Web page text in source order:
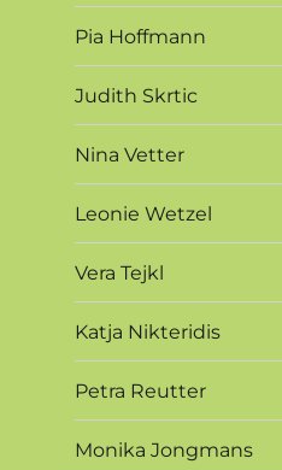
Pia Hoffmann
Judith Skrtic
Nina Vetter
Leonie Wetzel
Vera Tejkl
Katja Nikteridis
Petra Reutter
Monika Jongmans